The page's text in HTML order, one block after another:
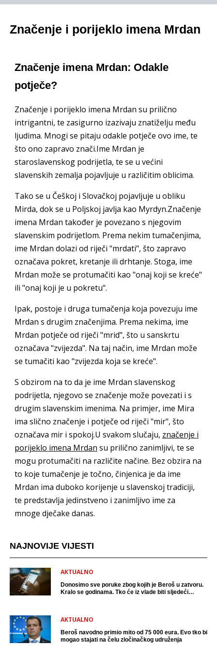
Značenje i porijeklo imena Mrdan
Značenje imena Mrdan: Odakle
potječe?
Značenje i porijeklo imena Mrdan su prilično
intrigantni, te zasigurno izazivaju znatiželju među
ljudima. Mnogi se pitaju odakle potječe ovo ime, te
što ono zapravo znači.Ime Mrdan je
staroslavenskog podrijetla, te se u većini
slavenskih zemalja pojavljuje u različitim oblicima.
Tako se u Češkoj i Slovačkoj pojavljuje u obliku
Mirda, dok se u Poljskoj javlja kao Myrdyn.Značenje
imena Mrdan također je povezano s njegovim
slavenskim podrijetlom. Prema nekim tumačenjima,
ime Mrdan dolazi od riječi "mrdati", što zapravo
označava pokret, kretanje ili drhtanje. Stoga, ime
Mrdan može se protumačiti kao "onaj koji se kreće"
ili "onaj koji je u pokretu".
Ipak, postoje i druga tumačenja koja povezuju ime
Mrdan s drugim značenjima. Prema nekima, ime
Mrdan potječe od riječi "mrid", što u sanskrtu
označava "zvijezda". Na taj način, ime Mrdan može
se tumačiti kao "zvijezda koja se kreće".
S obzirom na to da je ime Mrdan slavenskog
podrijetla, njegovo se značenje može povezati i s
drugim slavenskim imenima. Na primjer, ime Mira
ima slično značenje i potječe od riječi "mir", što
označava mir i spokoj.U svakom slučaju, značenje i
porijeklo imena Mrdan su prilično zanimljivi, te se
mogu protumačiti na različite načine. Bez obzira na
to koje tumačenje je točno, činjenica je da ime
Mrdan ima duboko korijenje u slavenskoj tradiciji,
te predstavlja jedinstveno i zanimljivo ime za
mnoge dječake danas.
NAJNOVIJE VIJESTI
AKTUALNO
Donosimo sve poruke zbog kojih je Beroš u zatvoru.
Kralo se godinama. Tko će iz vlade biti sljedeći
AKTUALNO
Beroš navodno primio mito od 75 000 eura. Evo tko bi
mogao stajati na čelu zločinačkog udruženja